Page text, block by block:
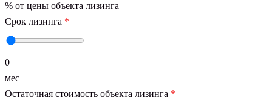
% от цены объекта лизинга
Срок лизинга *
0
мес
Остаточная стоимость объекта лизинга *